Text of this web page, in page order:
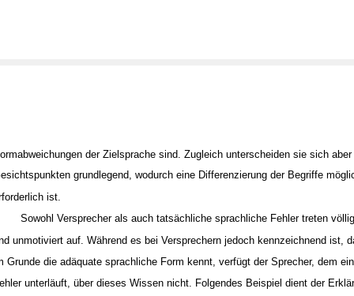
der Zielsprache sind. Zugleich unterscheiden sie sich
grundlegend, wodurch eine Differenzierung der Begriffe
ist.
Sowohl Versprecher als auch tatsächliche sprachliche Fehler treten
unmotiviert auf. Während es bei Versprechern jedoch kennzeichnend ist,
Grunde die adäquate sprachliche Form kennt, verfügt der Sprecher, dem
unterläuft, über dieses Wissen nicht. Folgendes Beispiel dient der